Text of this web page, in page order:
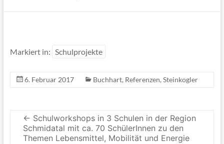
Markiert in: Schulprojekte
6. Februar 2017 Buchhart, Referenzen, Steinkogler
← Schulworkshops in 3 Schulen in der Region
Schmidatal mit ca. 70 SchülerInnen zu den
Themen Lebensmittel, Mobilität und Energie